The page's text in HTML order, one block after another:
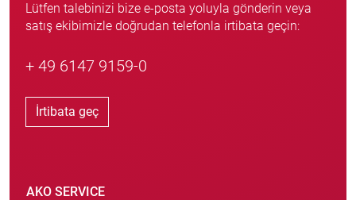
Lütfen talebinizi bize e-posta yoluyla gönderin veya
satış ekibimizle doğrudan telefonla irtibata geçin:
+ 49 6147 9159-0
İrtibata geç
AKO SERVICE